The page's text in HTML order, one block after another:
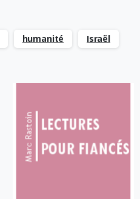
humanité Israël